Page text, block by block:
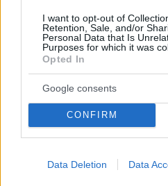
I want to opt-out of
Retention, Sale, and/or
Personal Data that Is
Purposes for which it was
Opted In
Google consents
CONFIRM
Data Deletion Data
χιονοθύελλα ξημέρωσε η
στη Βόρεια Ελλάδα
και μάθετε πρώτοι όλες τις
Δείτε όλες τις τελευταίες
Protothema.gr